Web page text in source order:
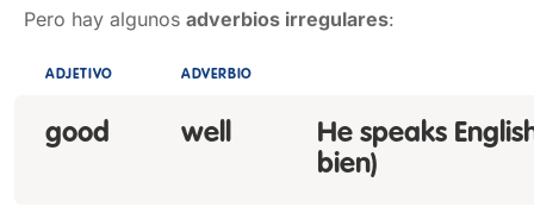
Pero hay algunos adverbios irregulares:
ADJETIVO ADVERBIO
good well
He speaks
bien)